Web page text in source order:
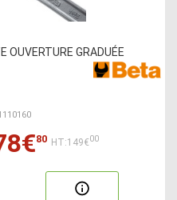
OUVERTURE GRADUÉE
80 HT:149€00